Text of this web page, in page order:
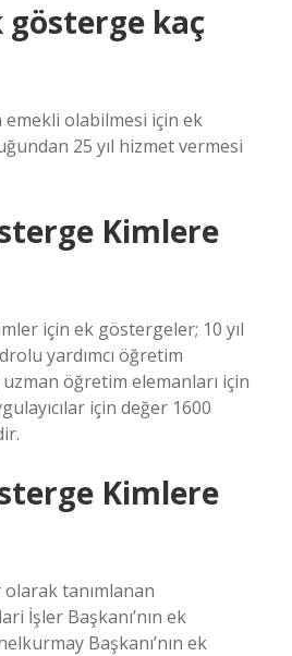
gösterge kaç
emekli olabilmesi için ek
25 yıl hizmet vermesi
Kimlere
için ek göstergeler; 10 yıl
yardımcı öğretim
öğretim elemanları için
için değer 1600
Kimlere
tanımlanan
İşler Başkanı’nın ek
Başkanı’nın ek